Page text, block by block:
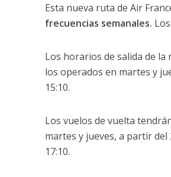
Esta nueva ruta de Air
frecuencias semanales.
Los horarios de salida de la
los operados en martes y
15:10.
Los vuelos de vuelta
martes y jueves, a partir del
17:10.